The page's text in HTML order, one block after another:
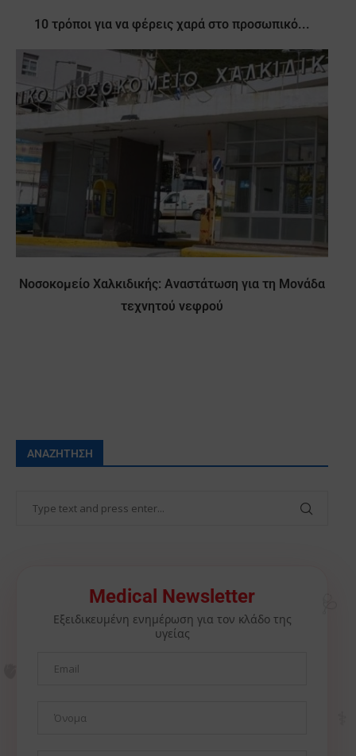
10 τρόποι για να φέρεις χαρά στο προσωπικό...
Νοσοκομείο Χαλκιδικής: Αναστάτωση για τη Μονάδα
τεχνητού νεφρού
ΑΝΑΖΉΤΗΣΗ
Medical Newsletter
Εξειδικευμένη ενημέρωση για τον κλάδο της
υγείας